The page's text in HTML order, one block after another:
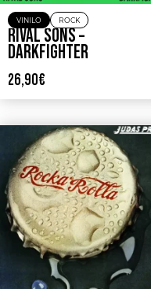
VINILO ROCK
RIVAL SONS –
DARKFIGHTER
26,90€